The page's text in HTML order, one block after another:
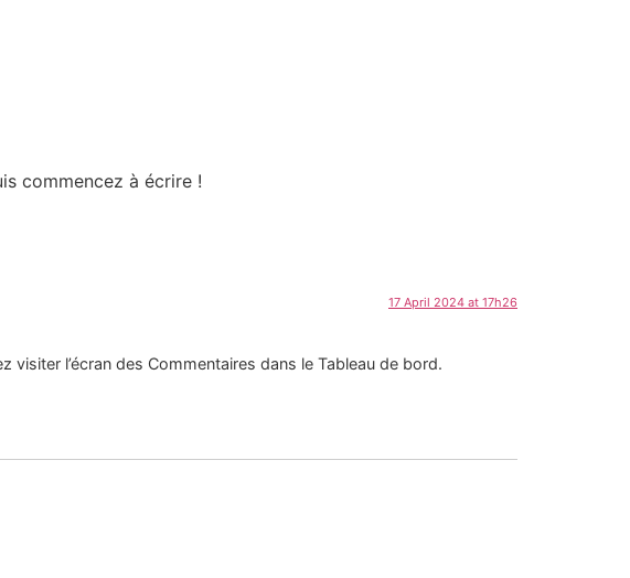
commencez à écrire !
17 April 2024 at 17h26
l’écran des Commentaires dans le Tableau de bord.